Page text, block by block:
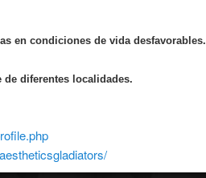
en condiciones de vida desfavorables.
de diferentes localidades.